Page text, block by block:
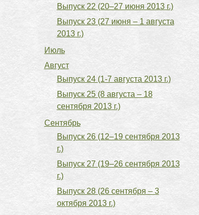
Выпуск 22 (20–27 июня 2013 г.)
Выпуск 23 (27 июня – 1 августа
2013 г.)
Июль
Август
Выпуск 24 (1-7 августа 2013 г.)
Выпуск 25 (8 августа – 18
сентября 2013 г.)
Сентябрь
Выпуск 26 (12–19 сентября 2013
г.)
Выпуск 27 (19–26 сентября 2013
г.)
Выпуск 28 (26 сентября – 3
октября 2013 г.)